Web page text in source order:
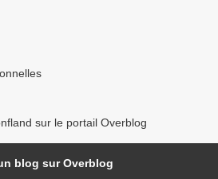
sur le portail Overblog
blog sur Overblog